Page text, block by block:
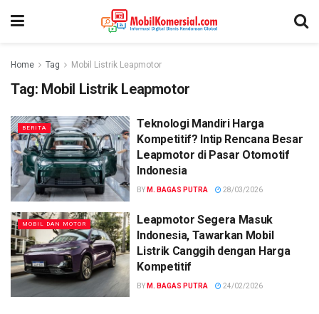
Home Tag Mobil Listrik Leapmotor
Tag: Mobil Listrik Leapmotor
BERITA
Teknologi Mandiri Harga
Kompetitif? Intip Rencana Besar
Leapmotor di Pasar Otomotif
Indonesia
BY M. BAGAS PUTRA 28/03/2026
MOBIL DAN MOTOR
Leapmotor Segera Masuk
Indonesia, Tawarkan Mobil
Listrik Canggih dengan Harga
Kompetitif
BY M. BAGAS PUTRA 24/02/2026